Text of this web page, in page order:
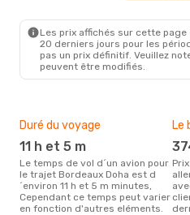
Les prix affichés sur cette
20 derniers jours pour les
pas un prix définitif. Veuillez
peuvent être modifiés.
Duré du voyage
11 h et 5 m
Le temps de vol d´un avion pour
le trajet Bordeaux Doha est d
´environ 11 h et 5 m minutes,
Cependant ce temps peut varier
en fonction d'autres eléments.
Le
Prix le moins cher pour un vol